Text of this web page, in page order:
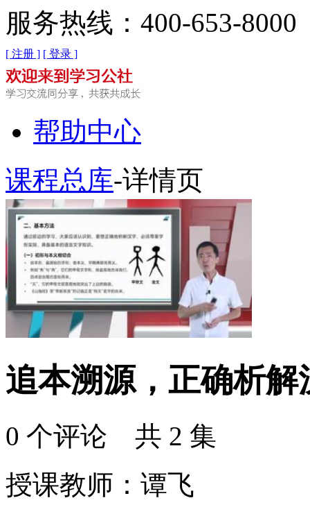
服务热线：400-653-8000
[ 注册 ] [ 登录 ]
帮助中心
课程总库-详情页
追本溯源，正确析解
0 个评论 共 2 集
授课教师：谭飞